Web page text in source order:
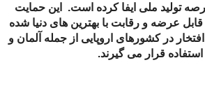
تولید ملی ایفا کرده است. این حمایت
عرضه و رقابت با بهترین های دنیا شده
در کشورهای اروپایی از جمله آلمان و
قرار می گیرند.